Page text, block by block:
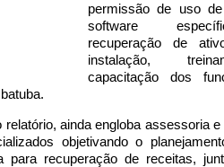
permissão de uso
software
recuperação de
instalação,
capacitação dos
relatório, ainda engloba assessoria
objetivando o
para recuperação de receitas,